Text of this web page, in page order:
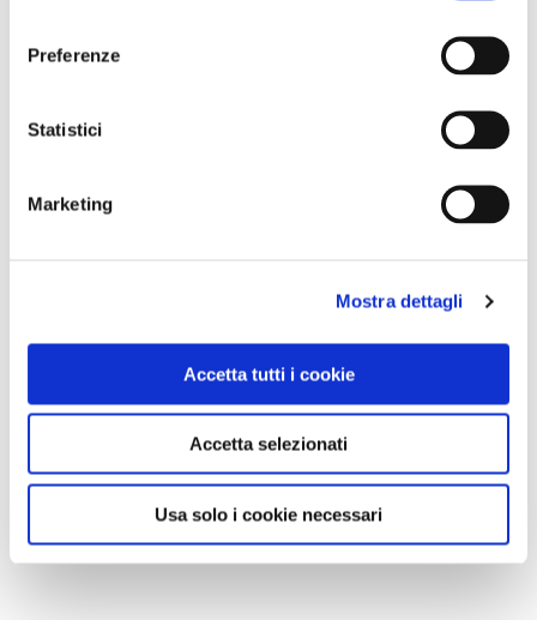
Preferenze
Statistici
Marketing
Mostra dettagli
Accetta tutti i cookie
Accetta selezionati
Usa solo i cookie necessari